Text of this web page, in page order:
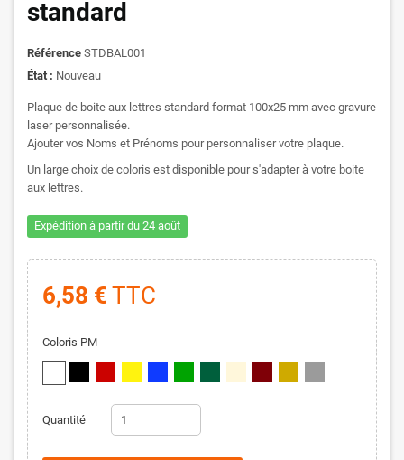
standard
Référence STDBAL001
État : Nouveau
Plaque de boite aux lettres standard format 100x25 mm avec gravure
laser personnalisée.
Ajouter vos Noms et Prénoms pour personnaliser votre plaque.
Un large choix de coloris est disponible pour s'adapter à votre boite
aux lettres.
Expédition à partir du 24 août
6,58 € TTC
Coloris PM
Quantité